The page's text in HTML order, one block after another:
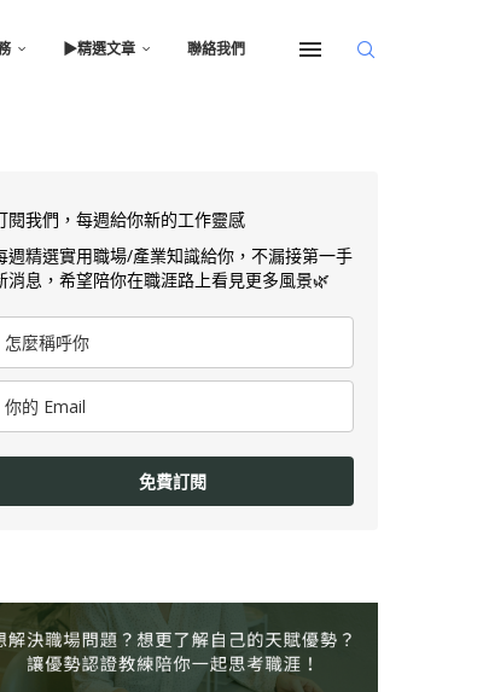
▶︎精選文章 聯絡我們
閱我們，每週給你新的工作靈感
週精選實用職場/產業知識給你，不漏接第一手
消息，希望陪你在職涯路上看見更多風景🌿
免費訂閱